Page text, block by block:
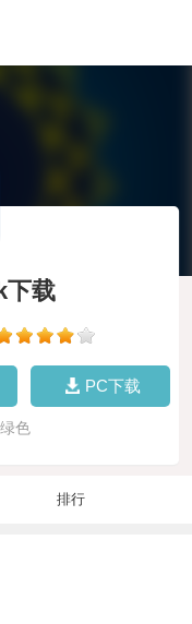
下载
PC下载
色
排行